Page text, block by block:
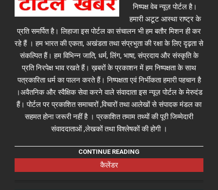
निष्पक्ष वेब न्यूज़ पोर्टल है।
हमारी अटूट आस्था राष्ट्र के
प्रति समर्पित है। लिहाजा इस पोर्टल का संचालन भी हम बतौर मिशन ही कर
रहे हैं । हम भारत की एकता, अखंडता तथा संप्रभुता की रक्षा के लिए दृढ़ता से
संकल्पित हैं। हम विभिन्न जाति, धर्म, लिंग, भाषा, संप्रदाय और संस्कृति के
प्रति निरपेक्ष भाव रखते हैं। ख़बरों के प्रकाशन में हम निष्पक्षता के साथ
पत्रकारिता धर्म का पालन करते हैं। निष्पक्षता एवं निर्भीकता हमारी पहचान है
।अवैतनिक और स्वैक्षिक सेवा करने वाले संवादाता इस न्यूज़ पोर्टल के मेरुदंड
हैं। पोर्टल पर प्रकाशित समाचारों ,विचारों तथा आलेखों से संपादक मंडल का
सहमत होना जरूरी नहीं है । प्रकाशित तमाम तथ्यों की पूरी जिम्मेदारी
संवाददाताओं ,लेखकों तथा विश्लेषकों की होगी ।
CONTINUE READING
कैलेंडर